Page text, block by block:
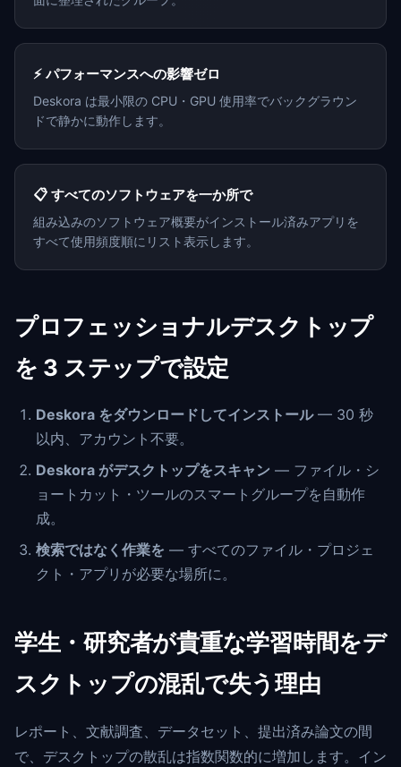
⚡ パフォーマンスへの影響ゼロ
Deskora は最小限の CPU・GPU 使用率でバックグラウン
ドで静かに動作します。
📋 すべてのソフトウェアを一か所で
組み込みのソフトウェア概要がインストール済みアプリを
すべて使用頻度順にリスト表示します。
プロフェッショナルデスクトップ
を 3 ステップで設定
Deskora をダウンロードしてインストール— 30 秒
以内、アカウント不要。
Deskora がデスクトップをスキャン — ファイル・シ
ョートカット・ツールのスマートグループを自動作
成。
検索ではなく作業を — すべてのファイル・プロジェ
クト・アプリが必要な場所に。
学生・研究者が貴重な学習時間をデ
スクトップの混乱で失う理由
レポート、文献調査、データセット、提出済み論文の間
で、デスクトップの散乱は指数関数的に増加します。イン